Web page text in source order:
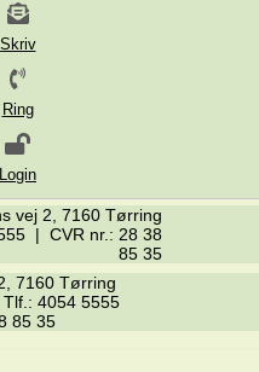
Skriv
Ring
Login
vej 2, 7160 Tørring
| CVR nr.: 28 38
85 35
7160 Tørring
4054 5555
85 35